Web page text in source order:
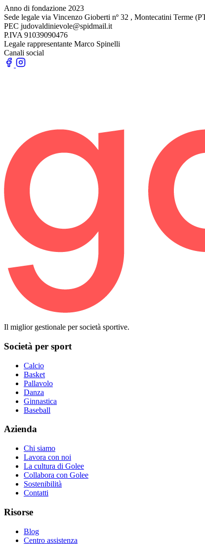
Anno di fondazione 2023
Sede legale via Vincenzo Gioberti nº 32 , Montecatini Terme
PEC judovaldinievole@spidmail.it
P.IVA 91039090476
Legale rappresentante Marco Spinelli
Canali social
Il miglior gestionale per società sportive.
Società per sport
Calcio
Basket
Pallavolo
Danza
Ginnastica
Baseball
Azienda
Chi siamo
Lavora con noi
La cultura di Golee
Collabora con Golee
Sostenibilità
Contatti
Risorse
Blog
Centro assistenza